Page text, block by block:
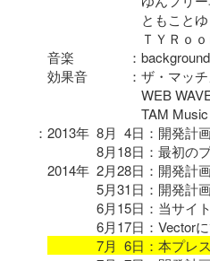
ともこと
ＴＹＲｏ
音楽
： background
効果音
： ザ・マッ
WEB
TAM
： 2013年 8月 4日 ： 開発計
8月18日 ： 最初の
2014年 2月28日 ： 開発計
5月31日 ： 開発計
6月15日 ： 当サイ
6月17日 ： Vector
7月 6日 ： 本プレ